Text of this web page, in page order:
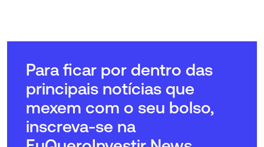
Para ficar por dentro das
principais notícias que
mexem com o seu bolso,
inscreva-se na